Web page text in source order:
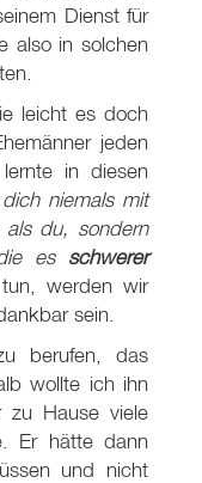
Dienst für
also in solchen
leicht es doch
jeden
in diesen
dich niemals mit
als du, sondern
es schwerer
werden wir
sein.
berufen, das
wollte ich ihn
zu Hause viele
Er hätte dann
und nicht